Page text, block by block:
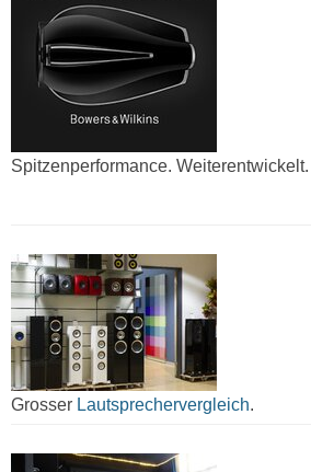
Spitzenperformance. Weiterentwickelt.
Grosser Lautsprechervergleich.